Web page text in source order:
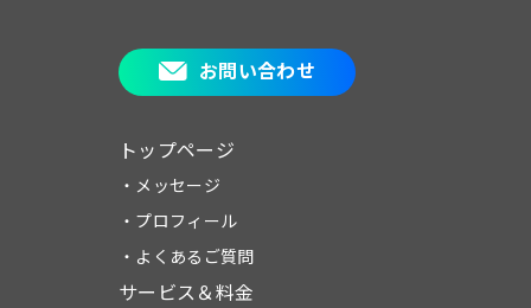
お問い合わせ
トップページ
・メッセージ
・プロフィール
・よくあるご質問
サービス＆料金